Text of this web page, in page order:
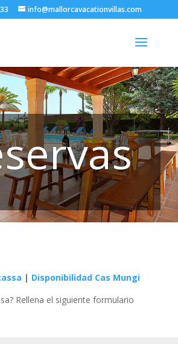
info@mallorcavacationvillas.com
| Disponibilidad Cas Mungi
Rellena el siguiente formulario